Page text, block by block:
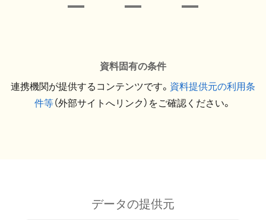
資料固有の条件
連携機関が提供するコンテンツです。 資料提供元の利用条
件等（外部サイトへリンク）をご確認ください。
データの提供元